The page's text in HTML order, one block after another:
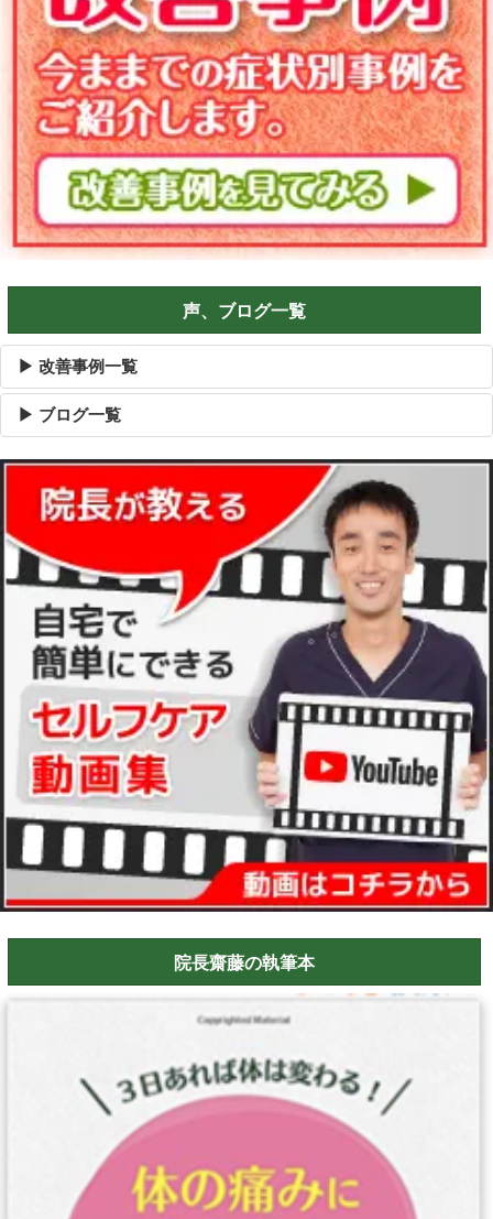
声、ブログ一覧
▶ 改善事例一覧
▶ ブログ一覧
院長齋藤の執筆本